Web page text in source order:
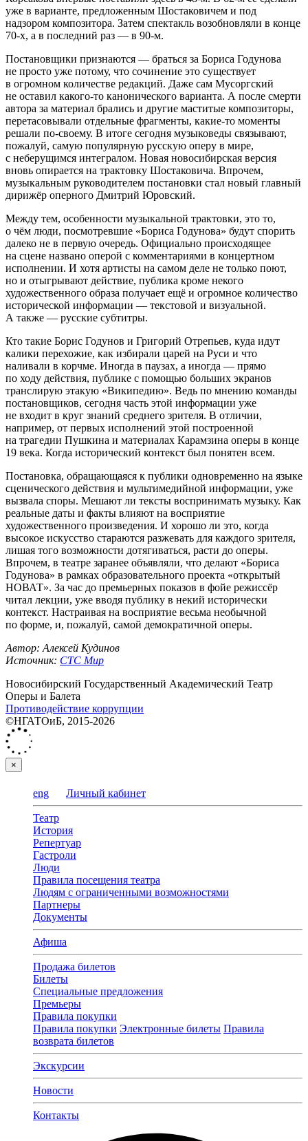
уже в варианте, предложенным Шостаковичем и под
надзором композитора. Затем спектакль возобновляли в конце
70-х, а в последний раз — в 90-м.
Постановщики признаются — браться за Бориса Годунова
не просто уже потому, что сочинение это существует
в огромном количестве редакций. Даже сам Мусоргский
не оставил какого-то канонического варианта. А после смерти
автора за материал брались и другие маститые композиторы,
перетасовывали отдельные фрагменты, какие-то моменты
решали по-своему. В итоге сегодня музыковеды связывают,
пожалуй, самую популярную русскую оперу в мире,
с неберущимся интегралом. Новая новосибирская версия
вновь опирается на трактовку Шостаковича. Впрочем,
музыкальным руководителем постановки стал новый главный
дирижёр оперного Дмитрий Юровский.
Между тем, особенности музыкальной трактовки, это то,
о чём люди, посмотревшие «Бориса Годунова» будут спорить
далеко не в первую очередь. Официально происходящее
на сцене названо оперой с комментариями в концертном
исполнении. И хотя артисты на самом деле не только поют,
но и отыгрывают действие, публика кроме некого
художественного образа получает ещё и огромное количество
исторической информации — текстовой и визуальной.
А также — русские субтитры.
Кто такие Борис Годунов и Григорий Отрепьев, куда идут
калики перехожие, как избирали царей на Руси и что
наливали в корчме. Иногда в паузах, а иногда — прямо
по ходу действия, публике с помощью больших экранов
транслирую этакую «Википедию». Ведь по мнению команды
постановщиков, сегодня часть этой информации уже
не входит в круг знаний среднего зрителя. В отличии,
например, от первых исполнений этой построенной
на трагедии Пушкина и материалах Карамзина оперы в конце
19 века. Когда исторический контекст был понятен всем.
Постановка, обращающаяся к публики одновременно на языке
сценического действия и мультимедийной информации, уже
вызвала споры. Мешают ли тексты воспринимать музыку. Как
реальные даты и факты влияют на восприятие
художественного произведения. И хорошо ли это, когда
высокое искусство стараются разжевать для каждого зрителя,
лишая того возможности дотягиваться, расти до оперы.
Впрочем, в театре заранее объявляли, что делают «Бориса
Годунова» в рамках образовательного проекта «открытый
НОВАТ». За час до премьерных показов в фойе режиссёр
читал лекции, уже вводя публику в некий исторически
контекст. Настраивая на восприятие весьма необычной
по форме, и, пожалуй, самой демократичной оперы.
Автор: Алексей Кудинов
Источник: СТС Мир
Новосибирский Государственный Академический Театр
Оперы и Балета
Противодействие коррупции
©НГАТОиБ, 2015-2026
×
eng Личный кабинет
Театр
История
Репертуар
Гастроли
Люди
Правила посещения театра
Людям с ограниченными возможностями
Партнеры
Документы
Афиша
Продажа билетов
Билеты
Специальные предложения
Премьеры
Правила покупки
Правила покупки Электронные билеты Правила
возврата билетов
Экскурсии
Новости
Контакты